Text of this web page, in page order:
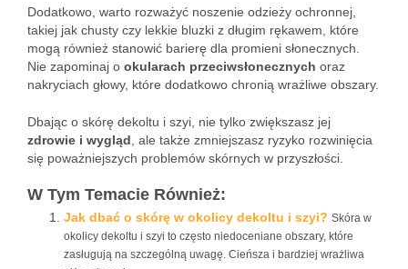
Dodatkowo, warto rozważyć noszenie odzieży ochronnej,
takiej jak chusty czy lekkie bluzki z długim rękawem, które
mogą również stanowić barierę dla promieni słonecznych.
Nie zapominaj o okularach przeciwsłonecznych oraz
nakryciach głowy, które dodatkowo chronią wrażliwe obszary.
Dbając o skórę dekoltu i szyi, nie tylko zwiększasz jej
zdrowie i wygląd , ale także zmniejszasz ryzyko rozwinięcia
się poważniejszych problemów skórnych w przyszłości.
W Tym Temacie Również:
Jak dbać o skórę w okolicy dekoltu i szyi? Skóra w
okolicy dekoltu i szyi to często niedoceniane obszary, które
zasługują na szczególną uwagę. Cieńsza i bardziej wrażliwa